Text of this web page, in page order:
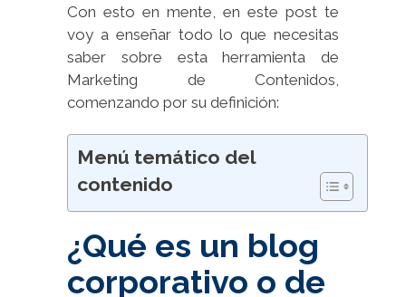
Con esto en mente, en este post te
voy a enseñar todo lo que necesitas
saber sobre esta herramienta de
Marketing de Contenidos,
comenzando por su definición:
Menú temático del
contenido
¿Qué es un blog
corporativo o de